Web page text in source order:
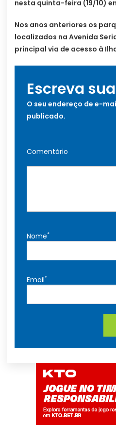
nesta quinta-feira (19/10)
Nos anos anteriores os
localizados na Avenida
principal via de acesso à
Escreva
O seu endereço de e-
publicado.
Comentário
Nome*
Email*